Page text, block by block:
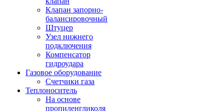
Клапан запорно-
балансировочный
Штуцер
Узел нижнего
подключения
Компенсатор
гидроудара
Газовое оборудование
Счетчики газа
Теплоноситель
На основе
пропиленгликоля